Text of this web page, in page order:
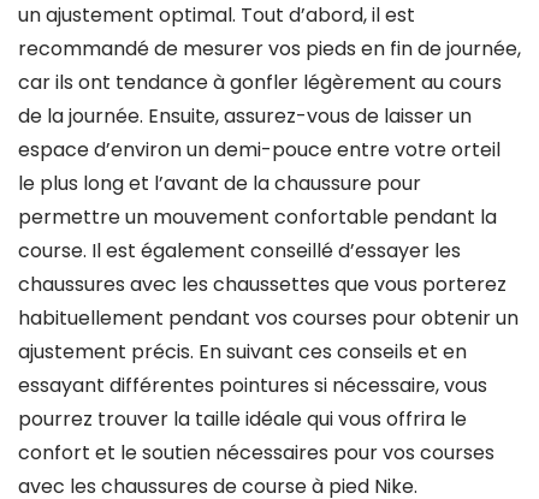
un ajustement optimal. Tout d’abord, il est
recommandé de mesurer vos pieds en fin de journée,
car ils ont tendance à gonfler légèrement au cours
de la journée. Ensuite, assurez-vous de laisser un
espace d’environ un demi-pouce entre votre orteil
le plus long et l’avant de la chaussure pour
permettre un mouvement confortable pendant la
course. Il est également conseillé d’essayer les
chaussures avec les chaussettes que vous porterez
habituellement pendant vos courses pour obtenir un
ajustement précis. En suivant ces conseils et en
essayant différentes pointures si nécessaire, vous
pourrez trouver la taille idéale qui vous offrira le
confort et le soutien nécessaires pour vos courses
avec les chaussures de course à pied Nike.